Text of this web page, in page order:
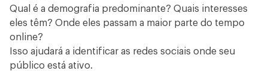
Qual é a demografia predominante? Quais interesses
eles têm? Onde eles passam a maior parte do tempo
online?
Isso ajudará a identificar as redes sociais onde seu
público está ativo.